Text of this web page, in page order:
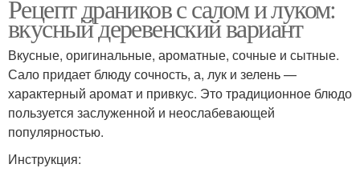
Рецепт драников с салом и луком:
вкусный деревенский вариант
Вкусные, оригинальные, ароматные, сочные и сытные.
Сало придает блюду сочность, а, лук и зелень —
характерный аромат и привкус. Это традиционное блюдо
пользуется заслуженной и неослабевающей
популярностью.
Инструкция: